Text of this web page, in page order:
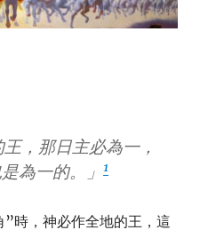
王，那日主必為一，
為一的。」 1
時，神必作全地的王，這